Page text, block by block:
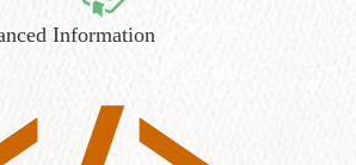
Information